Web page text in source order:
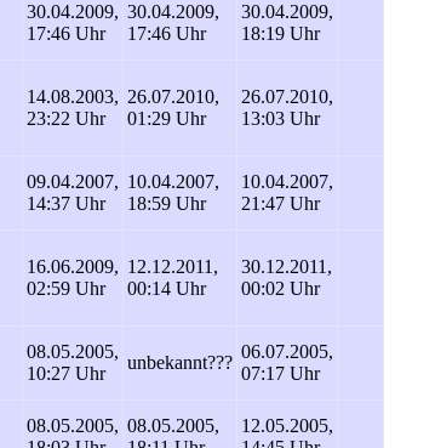
30.04.2009,
17:46 Uhr
30.04.2009,
17:46 Uhr
30.04.2009,
18:19 Uhr
14.08.2003,
23:22 Uhr
26.07.2010,
01:29 Uhr
26.07.2010,
13:03 Uhr
09.04.2007,
14:37 Uhr
10.04.2007,
18:59 Uhr
10.04.2007,
21:47 Uhr
16.06.2009,
02:59 Uhr
12.12.2011,
00:14 Uhr
30.12.2011,
00:02 Uhr
08.05.2005,
10:27 Uhr
unbekannt???
06.07.2005,
07:17 Uhr
08.05.2005, 08.05.2005,
12.05.2005,